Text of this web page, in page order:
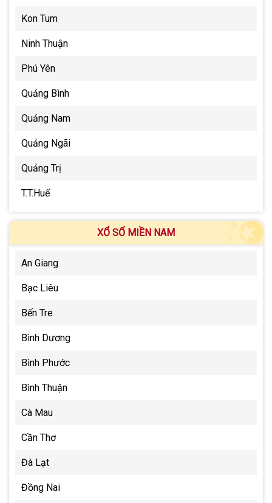
Kon Tum
Ninh Thuận
Phú Yên
Quảng Bình
Quảng Nam
Quảng Ngãi
Quảng Trị
T.T.Huế
XỔ SỐ MIỀN NAM
An Giang
Bạc Liêu
Bến Tre
Bình Dương
Bình Phước
Bình Thuận
Cà Mau
Cần Thơ
Đà Lạt
Đồng Nai